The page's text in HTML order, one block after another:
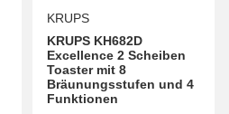
KRUPS
KRUPS KH682D
Excellence 2 Scheiben
Toaster mit 8
Bräunungsstufen und 4
Funktionen